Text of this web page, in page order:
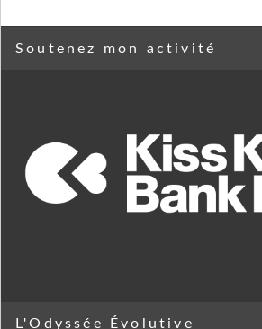
Soutenez mon activité
L'Odyssée Évolutive